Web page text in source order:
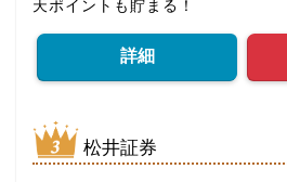
天ポイントも貯まる！
詳細
松井証券